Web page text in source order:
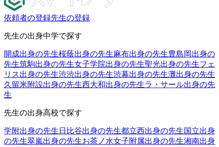
依頼者の登録先生の登録
先生の出身中学で探す
開成出身の先生桜蔭出身の先生麻布出身の先生豊島岡出身の
先生筑駒出身の先生女子学院出身の先生聖光出身の先生フェ
リス出身の先生渋渋出身の先生渋幕出身の先生灘出身の先生
久留米附設出身の先生西大和出身の先生ラ・サール出身の先
生
先生の出身高校で探す
学附出身の先生 日比谷出身の先生都立西出身の先生国立出身
の先生翠嵐出身の先生お茶ノ水女子附属出身の先生湘南出身